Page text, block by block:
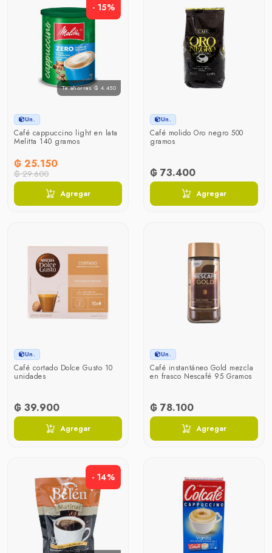
Te ahorras ₲ 4.450
- 15%
Un.
Café cappuccino light en lata
Melitta 140 gramos
₲ 25.150
₲ 29.600
Agregar
Un.
Café molido Oro negro 500
gramos
₲ 73.400
Agregar
Un.
Café cortado Dolce Gusto 10
unidades
₲ 39.900
Agregar
Un.
Café instantáneo Gold mezcla
en frasco Nescafé 95 Gramos
₲ 78.100
Agregar
- 14%